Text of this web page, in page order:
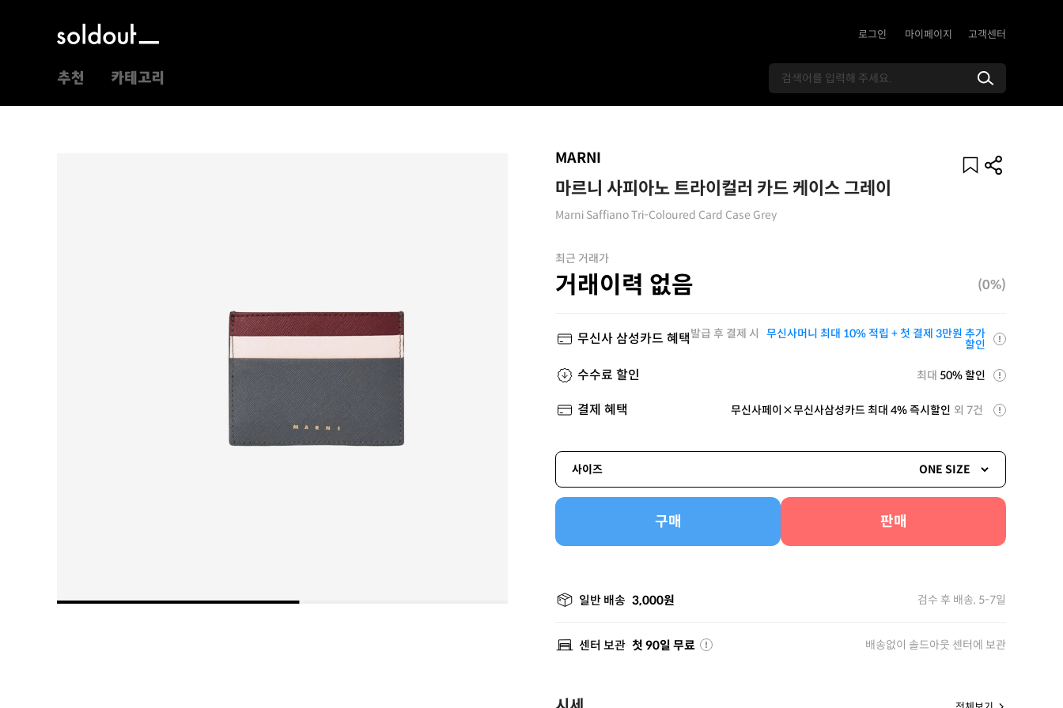
로그인 마이페이지 고객센터
추천 카테고리
MARNI
마르니 사피아노 트라이컬러 카드 케이스 그레이
Marni Saffiano Tri-Coloured Card Case Grey
최근 거래가
거래이력 없음 (0%)
무신사 삼성카드 혜택발급 후 결제 시 무신사머니 최대 10% 적립 + 첫 결제 3만원 추가
할인
수수료 할인 최대 50% 할인
결제 혜택 무신사페이×무신사삼성카드 최대 4% 즉시할인 외 7건
사이즈 ONE SIZE
구매 판매
일반 배송 3,000원 검수 후 배송, 5-7일
센터 보관 첫 90일 무료 배송없이 솔드아웃 센터에 보관